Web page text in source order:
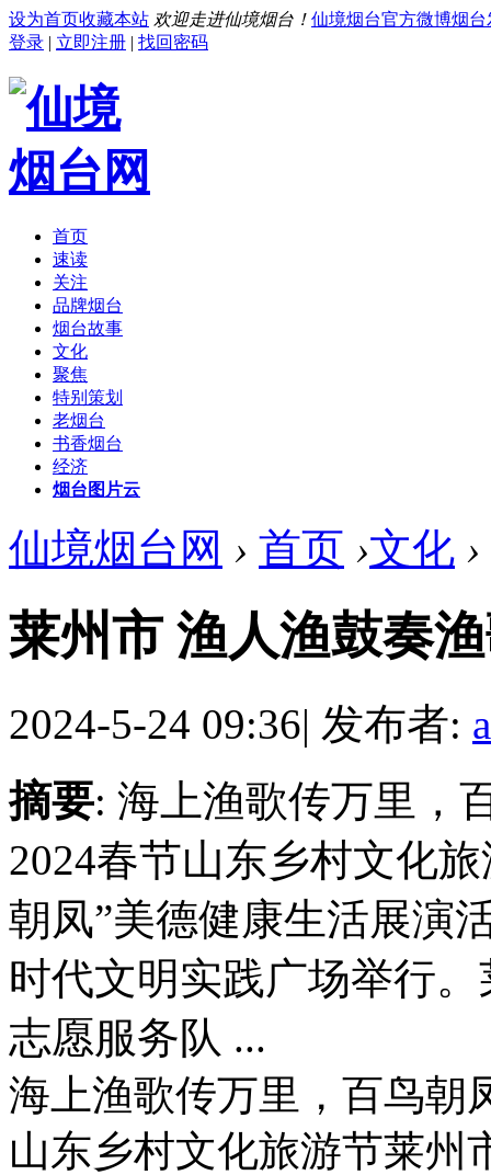
设为首页收藏本站 欢迎走进仙境烟台！ 仙境烟台官方微博烟台
登录 | 立即注册 | 找回密码
首页
速读
关注
品牌烟台
烟台故事
文化
聚焦
特别策划
老烟台
书香烟台
经济
烟台图片云
仙境烟台网 › 首页 ›文化 ›
莱州市 渔人渔鼓奏
2024-5-24 09:36| 发布者:
摘要: 海上渔歌传万里，
2024春节山东乡村文化
朝凤”美德健康生活展演
时代文明实践广场举行
志愿服务队 ...
海上渔歌传万里，百鸟朝
山东乡村文化旅游节莱